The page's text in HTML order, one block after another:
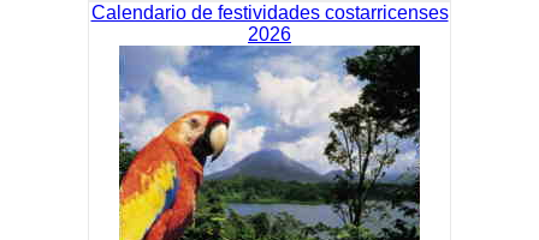
Calendario de festividades costarricenses
2026